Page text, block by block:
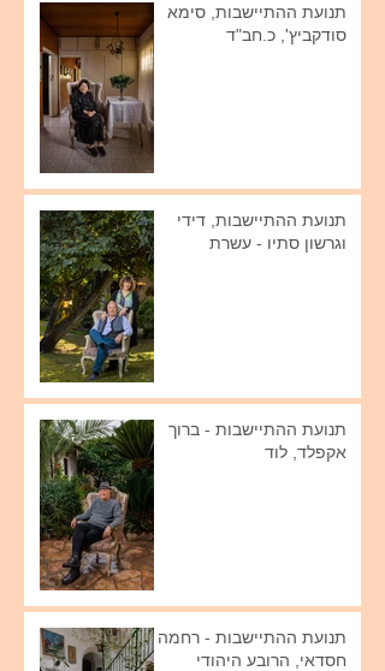
תנועת ההתיישבות, סימא
סודקביץ', כ.חב"ד
תנועת ההתיישבות, דידי
וגרשון סתיו - עשרת
תנועת ההתיישבות - ברוך
אקפלד, לוד
תנועת ההתיישבות - רחמה
חסדאי, הרובע היהודי